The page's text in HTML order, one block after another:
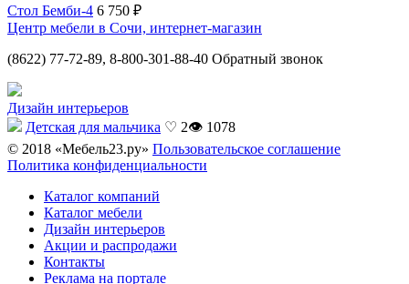
Стол Бемби-4 6 750 ₽
Центр мебели в Сочи, интернет-магазин
(8622) 77-72-89, 8-800-301-88-40 Обратный звонок
Дизайн интерьеров
Детская для мальчика ♡ 2👁 1078
© 2018 «Мебель23.ру» Пользовательское соглашение
Политика конфиденциальности
Каталог компаний
Каталог мебели
Дизайн интерьеров
Акции и распродажи
Контакты
Реклама на портале